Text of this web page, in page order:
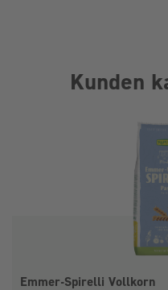
Kunden
Emmer-Spirelli Vollkorn